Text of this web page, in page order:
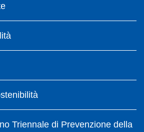
Triennale di Prevenzione della